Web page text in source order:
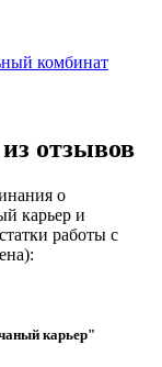
комбинат
отзывов
о
карьер и
работы с
карьер"